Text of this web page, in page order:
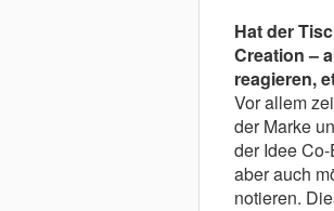
Hat der
Creation –
reagieren,
Vor allem
der Marke
der Idee
aber auch
notieren.